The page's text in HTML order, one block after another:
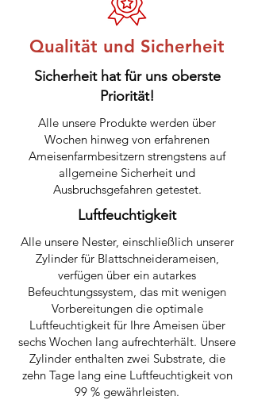
Qualität und Sicherheit
Sicherheit hat für uns oberste
Priorität!
Alle unsere Produkte werden über
Wochen hinweg von erfahrenen
Ameisenfarmbesitzern strengstens auf
allgemeine Sicherheit und
Ausbruchsgefahren getestet.
Luftfeuchtigkeit
Alle unsere Nester, einschließlich unserer
Zylinder für Blattschneiderameisen,
verfügen über ein autarkes
Befeuchtungssystem, das mit wenigen
Vorbereitungen die optimale
Luftfeuchtigkeit für Ihre Ameisen über
sechs Wochen lang aufrechterhält. Unsere
Zylinder enthalten zwei Substrate, die
zehn Tage lang eine Luftfeuchtigkeit von
99 % gewährleisten.